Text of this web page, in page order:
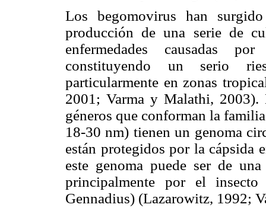
Los begomovirus han
producción de una serie de
enfermedades causadas
constituyendo un serio
particularmente en zonas
2001; Varma y Malathi,
géneros que conforman la
18-30 nm) tienen un genoma
están protegidos por la cápsida
este genoma puede ser de
principalmente por el
Gennadius) (Lazarowitz, 1992;